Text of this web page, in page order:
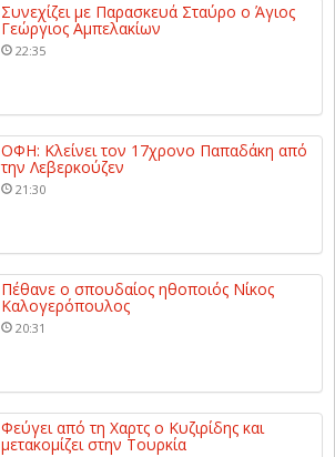
Συνεχίζει με Παρασκευά Σταύρο ο Άγιος
Γεώργιος Αμπελακίων
22:35
ΟΦΗ: Κλείνει τον 17χρονο Παπαδάκη από
την Λεβερκούζεν
21:30
Πέθανε ο σπουδαίος ηθοποιός Νίκος
Καλογερόπουλος
20:31
Φεύγει από τη Χαρτς ο Κυζιρίδης και
μετακομίζει στην Τουρκία